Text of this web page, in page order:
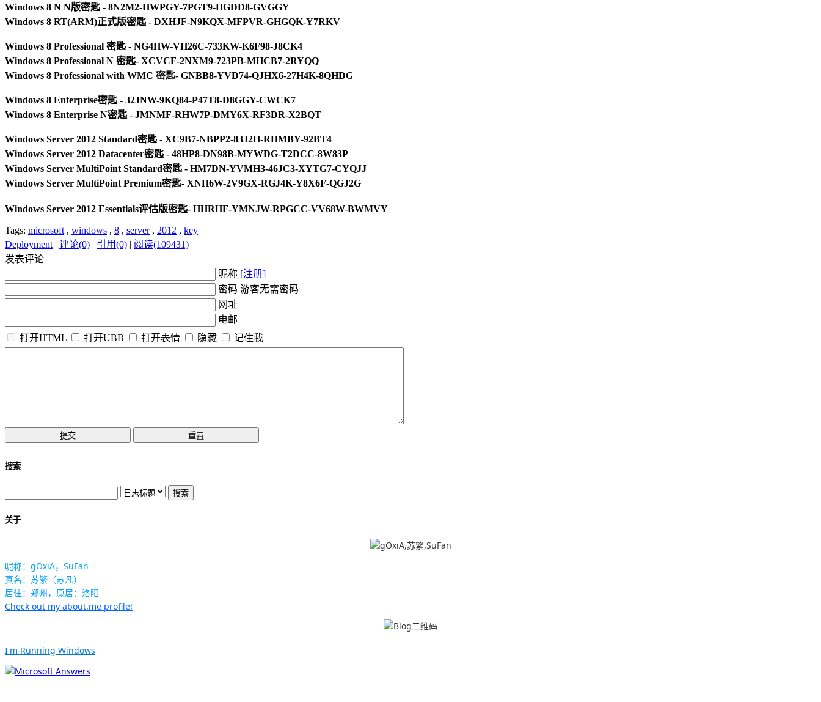
Windows 8 N N版密匙 - 8N2M2-HWPGY-7PGT9-HGDD8-GVGGY
Windows 8 RT(ARM)正式版密匙 - DXHJF-N9KQX-MFPVR-GHGQK-Y7RKV
Windows 8 Professional 密匙 - NG4HW-VH26C-733KW-K6F98-J8CK4
Windows 8 Professional N 密匙- XCVCF-2NXM9-723PB-MHCB7-2RYQQ
Windows 8 Professional with WMC 密匙- GNBB8-YVD74-QJHX6-27H4K-8QHDG
Windows 8 Enterprise密匙 - 32JNW-9KQ84-P47T8-D8GGY-CWCK7
Windows 8 Enterprise N密匙 - JMNMF-RHW7P-DMY6X-RF3DR-X2BQT
Windows Server 2012 Standard密匙 - XC9B7-NBPP2-83J2H-RHMBY-92BT4
Windows Server 2012 Datacenter密匙 - 48HP8-DN98B-MYWDG-T2DCC-8W83P
Windows Server MultiPoint Standard密匙 - HM7DN-YVMH3-46JC3-XYTG7-CYQJJ
Windows Server MultiPoint Premium密匙- XNH6W-2V9GX-RGJ4K-Y8X6F-QGJ2G
Windows Server 2012 Essentials评估版密匙- HHRHF-YMNJW-RPGCC-VV68W-BWMVY
Tags: microsoft, windows , 8 , server, 2012 , key
Deployment| 评论(0) | 引用(0) | 阅读(109431)
发表评论
昵称 [注册]
密码 游客无需密码
网址
电邮
打开HTML
打开UBB 打开表情 隐藏 记住我
搜索
关于
昵称：gOxiA，SuFan
真名：苏繁（苏凡）
居住：郑州，原居：洛阳
Check out my about.me profile!
I'm Running Windows